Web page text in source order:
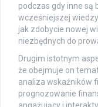
podczas gdy inne są
wcześniejszej
jak zdobycie nowej
niezbędnych do
Drugim istotnym
że obejmuje on
analiza wskaźników
prognozowanie